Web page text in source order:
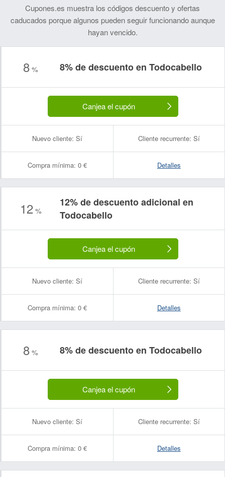
Cupones.es muestra los códigos descuento y ofertas
caducados porque algunos pueden seguir funcionando aunque
hayan vencido.
8% 8% de descuento en Todocabello
Canjea el cupón
Nuevo cliente: Sí Cliente recurrente: Sí
Compra mínima: 0 € Detalles
12 %
12% de descuento adicional en
Todocabello
Canjea el cupón
Nuevo cliente: Sí Cliente recurrente: Sí
Compra mínima: 0 € Detalles
8% 8% de descuento en Todocabello
Canjea el cupón
Nuevo cliente: Sí Cliente recurrente: Sí
Compra mínima: 0 € Detalles